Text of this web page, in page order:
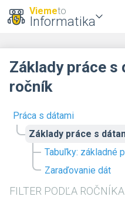
Viemeto
Informatika
Práca s dátami
Základy práce s
Tabuľky: základné
Zaraďovanie dát
FILTER PODĽA ROČNÍKA
Základy práce s
ročník